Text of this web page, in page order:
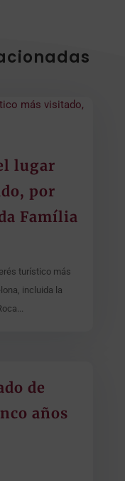
lugar
por
Família
turístico más
incluida la
de
años